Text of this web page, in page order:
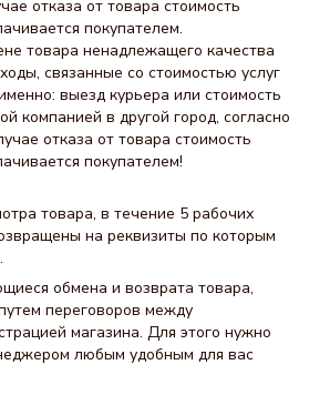
отказа от товара стоимость
покупателем.
товара ненадлежащего качества
связанные со стоимостью услуг
выезд курьера или стоимость
компанией в другой город, согласно
отказа от товара стоимость
покупателем!
товара, в течение 5 рабочих
на реквизиты по которым
обмена и возврата товара,
переговоров между
магазина. Для этого нужно
любым удобным для вас